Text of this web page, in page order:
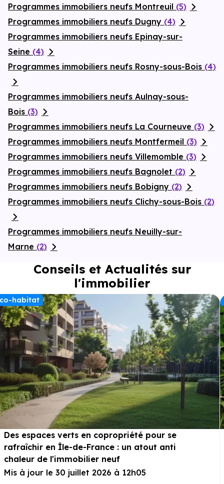
Programmes immobiliers neufs Montreuil (5)
Programmes immobiliers neufs Dugny (4)
Programmes immobiliers neufs Epinay-sur-
Seine (4)
Programmes immobiliers neufs Rosny-sous-Bois (4)
Programmes immobiliers neufs Aulnay-sous-
Bois (3)
Programmes immobiliers neufs La Courneuve (3)
Programmes immobiliers neufs Montfermeil (3)
Programmes immobiliers neufs Villemomble (3)
Programmes immobiliers neufs Bagnolet (2)
Programmes immobiliers neufs Bobigny (2)
Programmes immobiliers neufs Clichy-sous-Bois (2)
Programmes immobiliers neufs Neuilly-sur-
Marne (2)
Conseils et Actualités sur
l'immobilier
habitat
Des espaces verts en copropriété pour se
rafraîchir en Île-de-France : un atout anti
chaleur de l'immobilier neuf
Mis à jour le 30 juillet 2026 à 12h05